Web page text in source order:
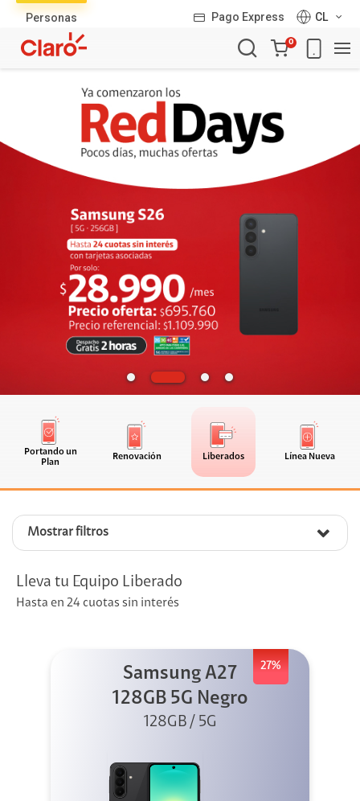
Personas Pago Express
CL
Carro
de
0
Portando un
Plan
Renovación Liberados Línea Nueva
Mostrar filtros
productos
Lleva tu Equipo Liberado
Hasta en 24 cuotas sin interés
27%
Samsung A27
128GB 5G Negro
128GB / 5G